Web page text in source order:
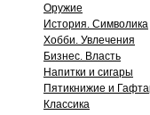
Оружие
История. Символика
Хобби. Увлечения
Бизнес. Власть
Напитки и сигары
Пятикнижие и
Классика